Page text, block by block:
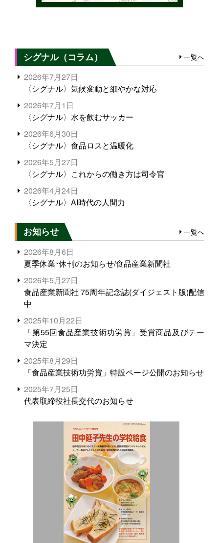
シグナル（コラム） 一覧へ
2026年7月27日
〈シグナル〉気候変動と細やかな対応
2026年7月1日
〈シグナル〉水を飲むサッカー
2026年6月30日
〈シグナル〉食品ロスと温暖化
2026年5月27日
〈シグナル〉これからの働き方は司令官
2026年4月24日
〈シグナル〉AI時代の人間力
お知らせ 一覧へ
2026年8月6日
夏季休業･休刊のお知らせ/食品産業新聞社
2026年5月27日
食品産業新聞社 75周年記念誌(ダイジェスト版)配信
中
2025年10月22日
「第55回食品産業技術功労賞」受賞商品及びテー
マ決定
2025年8月29日
「食品産業技術功労賞」特設ページ公開のお知らせ
2025年7月25日
代表取締役社長交代のお知らせ